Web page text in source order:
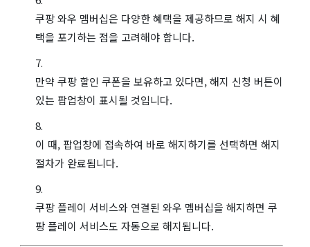
쿠팡 와우 멤버십은 다양한 혜택을 제공하므로 해지 시 혜
택을 포기하는 점을 고려해야 합니다.
만약 쿠팡 할인 쿠폰을 보유하고 있다면, 해지 신청 버튼이
있는 팝업창이 표시될 것입니다.
이 때, 팝업창에 접속하여 바로 해지하기를 선택하면 해지
절차가 완료됩니다.
쿠팡 플레이 서비스와 연결된 와우 멤버십을 해지하면 쿠
팡 플레이 서비스도 자동으로 해지됩니다.